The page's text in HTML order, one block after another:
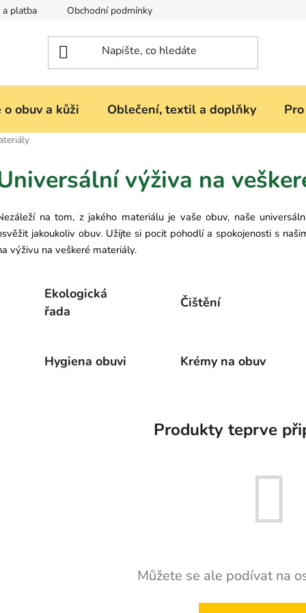
a platba Obchodní podmínky
o obuv a kůži Oblečení, textil a doplňky
výživa na
na tom, z jakého materiálu je vaše obuv, naše
jakoukoliv obuv. Užijte si pocit pohodlí a spokojenosti s
výživu na veškeré materiály.
Ekologická
řada
Čištění
Hygiena obuvi Krémy na obuv
Produkty teprve
Můžete se ale podívat na